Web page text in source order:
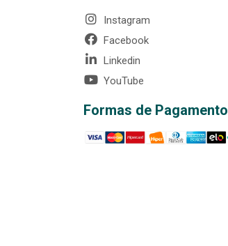
Instagram
Facebook
Linkedin
YouTube
Formas de Pagamento